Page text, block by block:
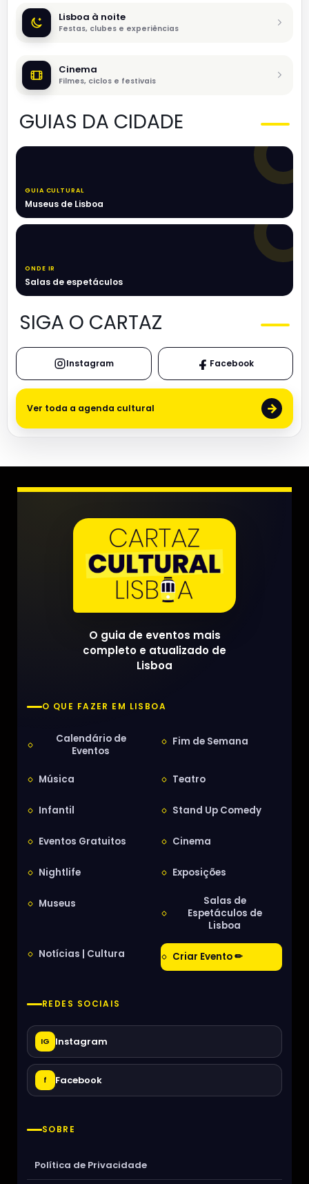
Lisboa à noite
Festas, clubes e experiências
Cinema
Filmes, ciclos e festivais
GUIAS DA CIDADE
GUIA CULTURAL
Museus de Lisboa
ONDE IR
Salas de espetáculos
SIGA O CARTAZ
Instagram Facebook
Ver toda a agenda cultural →
O guia de eventos mais
completo e atualizado de
Lisboa
O QUE FAZER EM LISBOA
Calendário de
Eventos
Fim de Semana
Música Teatro
Infantil Stand Up Comedy
Eventos Gratuitos Cinema
Nightlife Exposições
Museus
Salas de
Espetáculos de
Lisboa
Notícias | Cultura Criar Evento ✏
REDES SOCIAIS
IG Instagram
f Facebook
SOBRE
Política de Privacidade